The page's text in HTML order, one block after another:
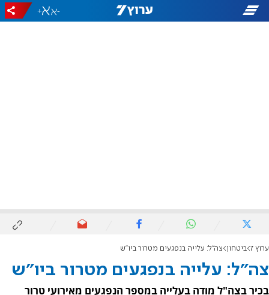
-
+
ערוץ 7 ביטחון צה"ל: עלייה בנפגעים מטרור ביו"ש
צה"ל: עלייה בנפגעים מטרור ביו"ש
בכיר בצה"ל מודה בעלייה במספר הנפגעים מאירועי טרור